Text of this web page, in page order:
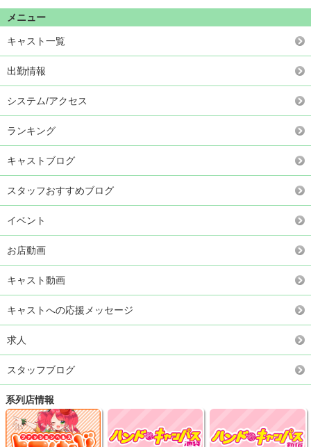
メニュー
キャスト一覧
出勤情報
システム/アクセス
ランキング
キャストブログ
スタッフおすすめブログ
イベント
お店動画
キャスト動画
キャストへの応援メッセージ
求人
スタッフブログ
系列店情報